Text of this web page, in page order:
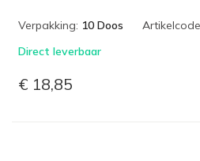
Verpakking: 10 Doos
Direct leverbaar
€ 18,85